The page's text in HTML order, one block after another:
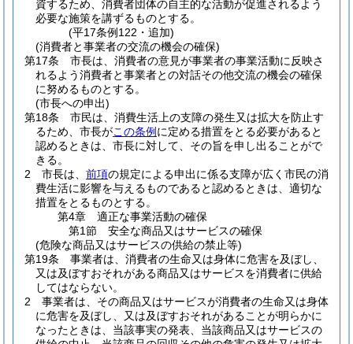
資するため、消費者団体の自主的な活動が促進されるよう
必要な施策を講ずるものとする。
(平17条例122・追加)
(消費者と事業者の交流の機会の確保)
第17条
市長は、消費者の意見が事業者の事業活動に反映さ
れるよう消費者と事業者との対話その他交流の機会の確保
に努めるものとする。
(市長への申出)
第18条
市民は、消費生活上の支障の発生又は拡大を防止す
るため、市長がこの条例 に定める措置をとる必要があると
認めるときは、市長に対して、その旨を申し出ることがで
きる。
2
市長は、 前項の規定による申出に係る支障が広く市民の消
費生活に影響を与えるものであると認めるときは、適切な
措置をとるものとする。
第4章
適正な事業活動の確保
第1節
安全な商品又はサービスの確保
(危険な商品又はサービスの供給の禁止等)
第19条
事業者は、消費者の生命又は身体に危害を及ぼし、
又は及ぼすおそれがある商品又はサービスを消費者に供給
してはならない。
2
事業者は、その商品又はサービスが消費者の生命又は身体
に危害を及ぼし、又は及ぼすおそれがあることが明らかに
なったときは、当該事実の発表、当該商品又はサービスの